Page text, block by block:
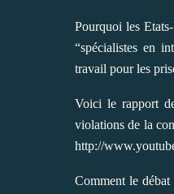
Pourquoi les
“spécialistes en
travail pour les
Voici le rapport
violations de la
http://
Comment le